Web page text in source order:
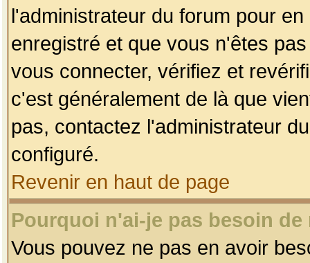
l'administrateur du forum pour
enregistré et que vous n'êtes
vous connecter, vérifiez et
c'est généralement de là que
pas, contactez l'administrateur
configuré.
Revenir en haut de page
Pourquoi n'ai-je pas besoin
Vous pouvez ne pas en avoir